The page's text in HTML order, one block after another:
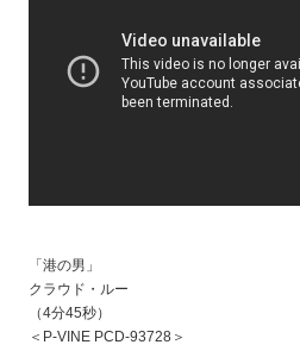
「港の男」
クラウド・ルー
（4分45秒）
＜P-VINE PCD-93728＞